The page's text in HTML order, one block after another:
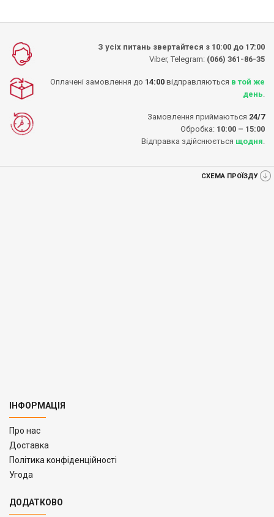
З усіх питань звертайтеся з 10:00 до 17:00
Viber, Telegram: (066) 361-86-35
Оплачені замовлення до 14:00 відправляються в той же
день
Замовлення приймаються 24/7
Обробка: 10:00 – 15:00
Відправка здійснюється щодня
СХЕМА ПРОЇЗДУ
ІНФОРМАЦІЯ
Про нас
Доставка
Політика конфіденційності
Угода
ДОДАТКОВО